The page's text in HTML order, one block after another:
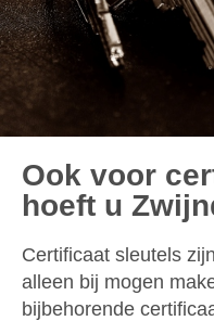
Ook voor
hoeft u
Certificaat sleutels
alleen bij mogen
bijbehorende